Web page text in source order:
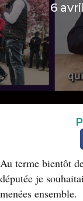
6
Au terme bientôt
députée je
menées ensemble.